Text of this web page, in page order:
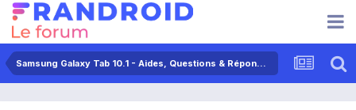
Samsung Galaxy Tab 10.1 - Aides, Questions & Réponses